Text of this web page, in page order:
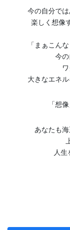
今の自分で
楽しく想像
「まぁこん
今
大きなエネ
「想
あなたも
人生